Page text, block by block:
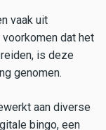
vaak uit
dat het
is deze
genomen.
aan diverse
bingo, een